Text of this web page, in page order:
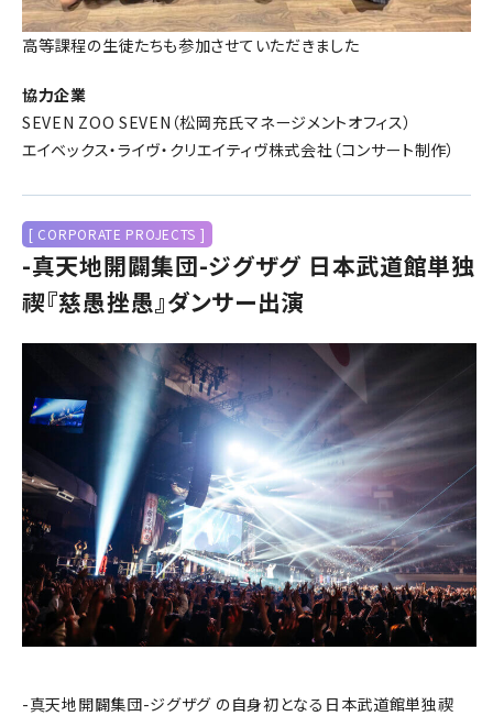
高等課程の生徒たちも参加させていただきました
協力企業
SEVEN ZOO SEVEN（松岡充氏マネージメントオフィス）
エイベックス・ライヴ・クリエイティヴ株式会社（コンサート制作）
[ CORPORATE PROJECTS ]
-真天地開闢集団-ジグザグ 日本武道館単独
禊『慈愚挫愚』ダンサー出演
-真天地開闢集団-ジグザグ の自身初となる日本武道館単独禊